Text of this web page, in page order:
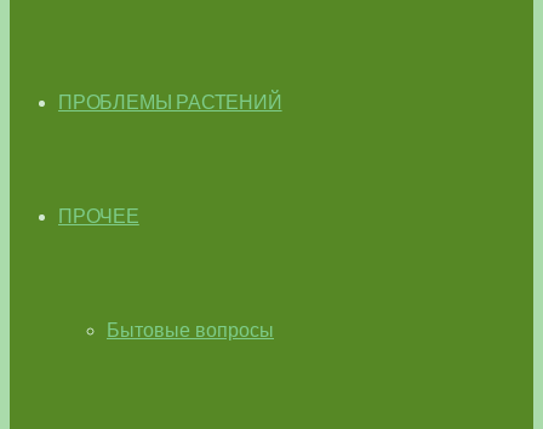
ПРОБЛЕМЫ РАСТЕНИЙ
ПРОЧЕЕ
Бытовые вопросы